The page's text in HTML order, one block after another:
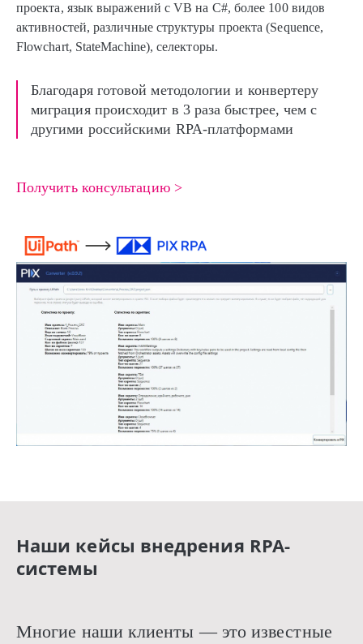
проекта, язык выражений с VB на C#, более 100 видов
активностей, различные структуры проекта (Sequence,
Flowchart, StateMachine), селекторы.
Благодаря готовой методологии и конвертеру
миграция происходит в 3 раза быстрее, чем с
другими российскими RPA-платформами
Получить консультацию >
Наши кейсы внедрения RPA-
системы
Многие наши клиенты — это известные